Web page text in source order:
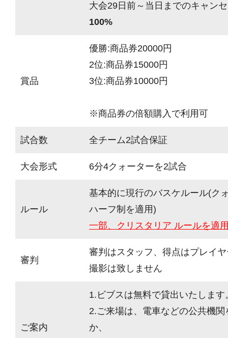
大会29日前～当日までのキャン
100%
賞品
優勝:商品券20000円
2位:商品券15000円
3位:商品券10000円
※商品券の倍額購入で利用可
試合数 全チーム2試合保証
大会形式 6分4クォーターを2試合
ルール
基本的に現行のバスケルール(ク
ハーフ制を適用)
一部、クリスタリア ルールを適
審判
審判はスタッフ、得点はプレイ
撮影は致しません
ご案内
1.ビブスは無料で貸出いたします
2.ご来場は、電車などの公共機
か、